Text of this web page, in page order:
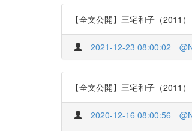
【全文公開】三宅和子（2011
2021-12-23 08:00:02
【全文公開】三宅和子（2011
2020-12-16 08:00:56